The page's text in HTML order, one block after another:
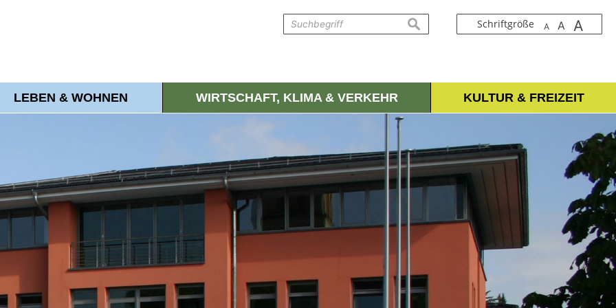
Schriftgröße A A A
suchen
LEBEN & WOHNEN WIRTSCHAFT, KLIMA & VERKEHR KULTUR & FREIZEIT